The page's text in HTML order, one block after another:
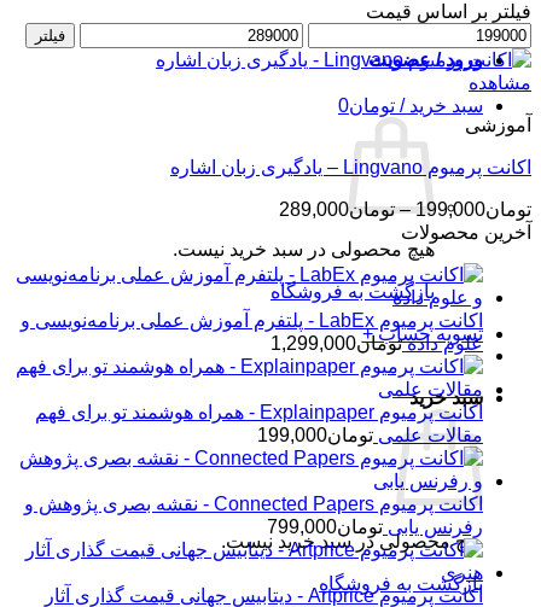
ورود / عضویت
سبد خرید / تومان0
هیچ محصولی در سبد خرید نیست.
بازگشت به فروشگاه
تسویه حساب +
سبد خرید
هیچ محصولی در سبد خرید نیست.
بازگشت به فروشگاه
فیلتر بر اساس قیمت
حداقل
قیمت
حداکثر
قیمت
فیلتر
مشاهده
آموزشی
اکانت پرمیوم Lingvano – یادگیری زبان اشاره
تومان199,000
– تومان289,000
تومان199,000
تا
تومان289,000
آخرین محصولات
اکانت پرمیوم LabEx - پلتفرم آموزش عملی برنامه‌نویسی و
علوم داده تومان1,299,000
اکانت پرمیوم Explainpaper - همراه هوشمند تو برای فهم
مقالات علمی تومان199,000
اکانت پرمیوم Connected Papers - نقشه بصری پژوهش و
رفرنس یابی تومان799,000
اکانت پرمیوم Artprice - دیتابیس جهانی قیمت ‌گذاری آثار